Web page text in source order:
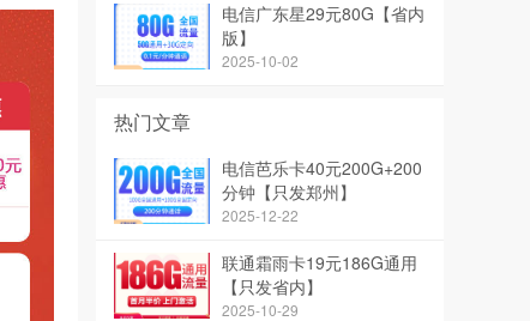
电信广东星29元80G【省内
版】
2025-10-02
热门文章
电信芭乐卡40元200G+200
分钟【只发郑州】
2025-12-22
联通霜雨卡19元186G通用
【只发省内】
2025-10-29